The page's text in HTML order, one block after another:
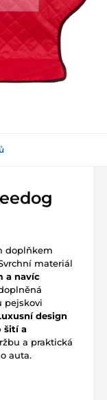
doplňkem
materiál
a navíc
pejskovi
design
šití a
a praktická
auta.